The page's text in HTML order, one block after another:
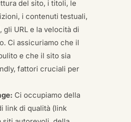
del sito, i titoli, le
i contenuti testuali,
gli URL e la velocità di
Ci assicuriamo che il
e che il sito sia
fattori cruciali per
Ci occupiamo della
link di qualità (link